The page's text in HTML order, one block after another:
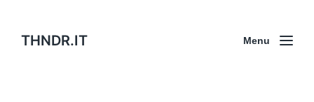
THNDR.IT Menu